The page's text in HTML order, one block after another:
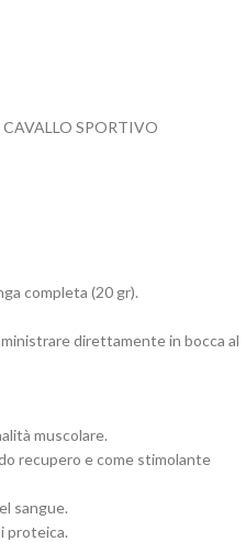
SPORTIVO
completa (20 gr).
direttamente in bocca al
muscolare.
recupero e come stimolante
sangue.
proteica.